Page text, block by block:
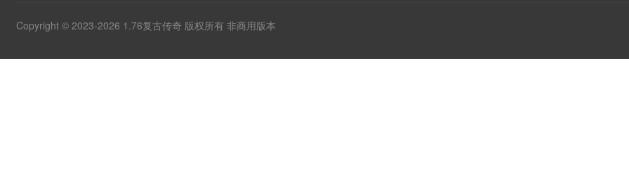
Copyright © 2023-2026 1.76复古传奇 版权所有 非商用版本